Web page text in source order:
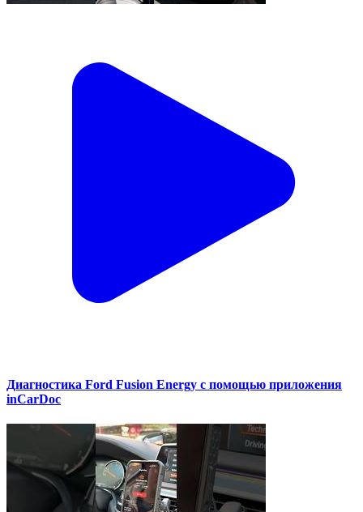
Диагностика Ford Fusion Energy с помощью приложения
inCarDoc